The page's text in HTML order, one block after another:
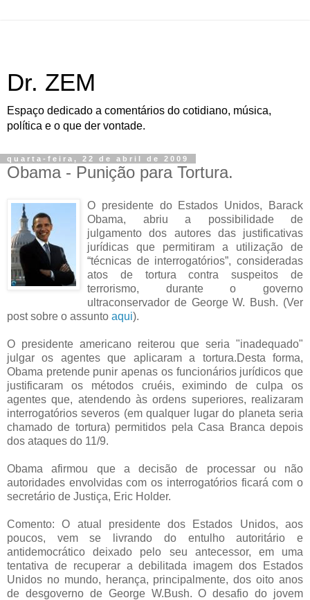
Dr. ZEM
Espaço dedicado a comentários do cotidiano, música,
política e o que der vontade.
quarta-feira, 22 de abril de 2009
Obama - Punição para Tortura.
O presidente do Estados Unidos, Barack
Obama, abriu a possibilidade de
julgamento dos autores das justificativas
jurídicas que permitiram a utilização de
“técnicas de interrogatórios”, consideradas
atos de tortura contra suspeitos de
terrorismo, durante o governo
ultraconservador de George W. Bush. (Ver
post sobre o assunto aqui).
O presidente americano reiterou que seria "inadequado"
julgar os agentes que aplicaram a tortura.Desta forma,
Obama pretende punir apenas os funcionários jurídicos que
justificaram os métodos cruéis, eximindo de culpa os
agentes que, atendendo às ordens superiores, realizaram
interrogatórios severos (em qualquer lugar do planeta seria
chamado de tortura) permitidos pela Casa Branca depois
dos ataques do 11/9.
Obama afirmou que a decisão de processar ou não
autoridades envolvidas com os interrogatórios ficará com o
secretário de Justiça, Eric Holder.
Comento: O atual presidente dos Estados Unidos, aos
poucos, vem se livrando do entulho autoritário e
antidemocrático deixado pelo seu antecessor, em uma
tentativa de recuperar a debilitada imagem dos Estados
Unidos no mundo, herança, principalmente, dos oito anos
de desgoverno de George W.Bush. O desafio do jovem